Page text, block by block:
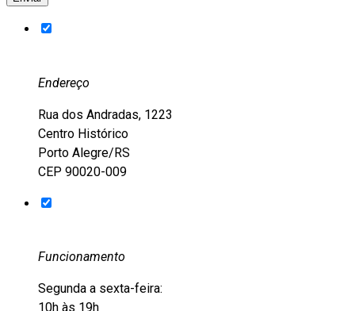
Endereço
Rua dos Andradas, 1223
Centro Histórico
Porto Alegre/RS
CEP 90020-009
Funcionamento
Segunda a sexta-feira:
10h às 19h